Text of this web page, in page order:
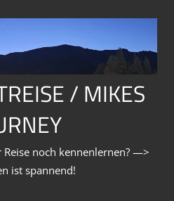
/ MIKES
noch kennenlernen? —>
ist spannend!